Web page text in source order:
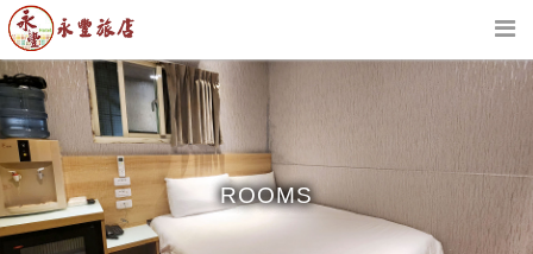
活動訊息
房型介紹
飯店設施
ROOMS